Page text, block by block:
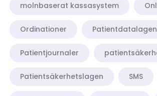
molnbaserat kassasystem
Ordinationer Patientdatalagen
Patientjournaler
Patientsäkerhetslagen SMS